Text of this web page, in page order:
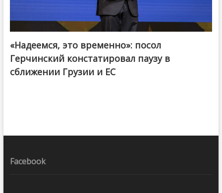
«Надеемся, это временно»: посол
Герчинский констатировал паузу в
сближении Грузии и ЕС
Facebook